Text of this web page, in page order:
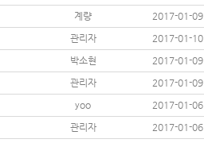
계량 2017-01-09
관리자 2017-01-10
박소현 2017-01-09
관리자 2017-01-09
yoo 2017-01-06
관리자 2017-01-06